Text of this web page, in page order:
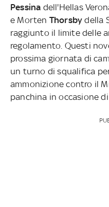
Pessina dell'Hellas
e Morten Thorsbydella
raggiunto il limite delle
regolamento. Questi
prossima giornata di
un turno di squalifica
ammonizione contro il
panchina in occasione di